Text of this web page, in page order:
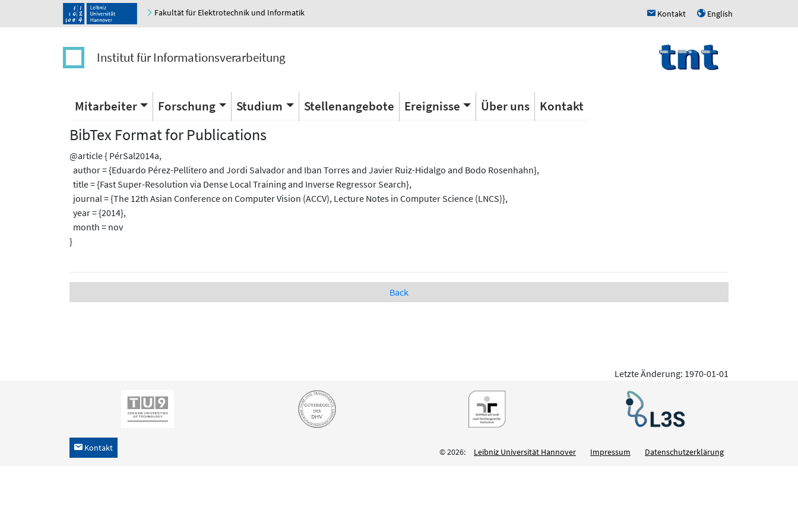
Fakultät für Elektrotechnik und Informatik h Kontakt u English
Institut für Informationsverarbeitung
Mitarbeiter Forschung Studium Stellenangebote Ereignisse Über uns Kontakt
BibTex Format for Publications
@article { PérSal2014a,
author = {Eduardo Pérez-Pellitero and Jordi Salvador and Iban Torres and Javier Ruiz-Hidalgo and Bodo Rosenhahn},
title = {Fast Super-Resolution via Dense Local Training and Inverse Regressor Search},
journal = {The 12th Asian Conference on Computer Vision (ACCV), Lecture Notes in Computer Science (LNCS)},
year = {2014},
month = nov
}
Back
Letzte Änderung: 1970-01-01
h Kontakt © 2026: Leibniz Universität Hannover Impressum Datenschutzerklärung